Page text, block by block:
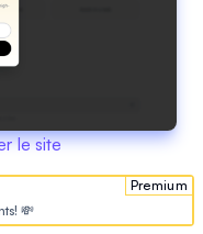
le site
Premium
💸